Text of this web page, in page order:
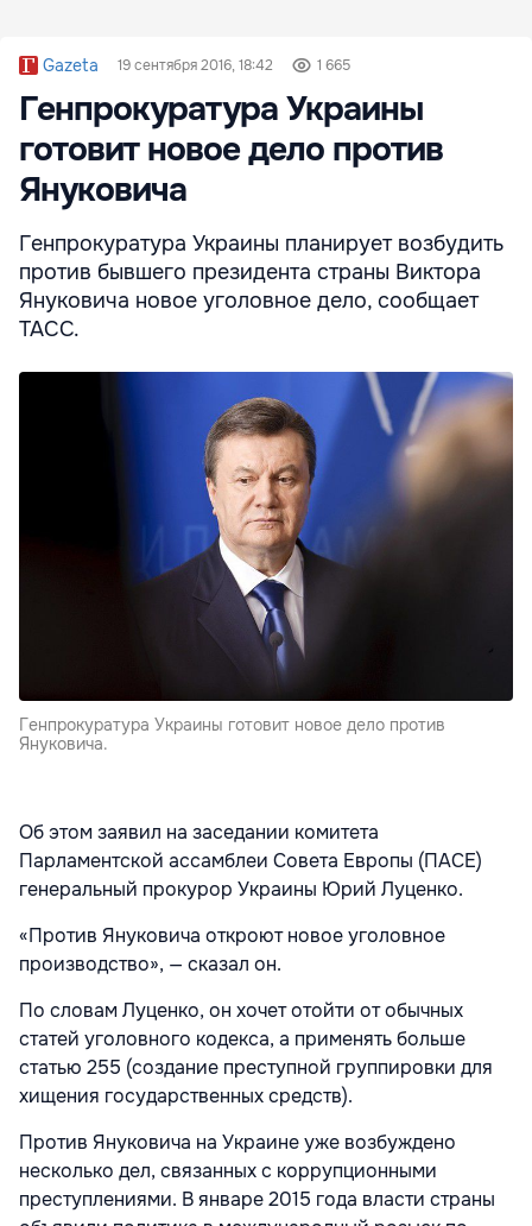
Gazeta 19 сентября 2016, 18:42 1 665
Генпрокуратура Украины
готовит новое дело против
Януковича
Генпрокуратура Украины планирует возбудить
против бывшего президента страны Виктора
Януковича новое уголовное дело, сообщает
ТАСС.
Генпрокуратура Украины готовит новое дело против
Януковича.
Об этом заявил на заседании комитета
Парламентской ассамблеи Совета Европы (ПАСЕ)
генеральный прокурор Украины Юрий Луценко.
«Против Януковича откроют новое уголовное
производство», — сказал он.
По словам Луценко, он хочет отойти от обычных
статей уголовного кодекса, а применять больше
статью 255 (создание преступной группировки для
хищения государственных средств).
Против Януковича на Украине уже возбуждено
несколько дел, связанных с коррупционными
преступлениями. В январе 2015 года власти страны